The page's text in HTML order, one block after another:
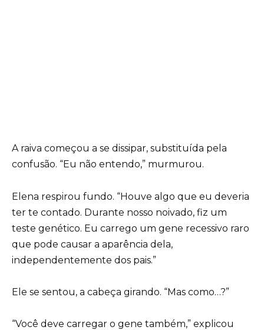
A raiva começou a se dissipar, substituída pela
confusão. “Eu não entendo,” murmurou.
Elena respirou fundo. “Houve algo que eu deveria
ter te contado. Durante nosso noivado, fiz um
teste genético. Eu carrego um gene recessivo raro
que pode causar a aparência dela,
independentemente dos pais.”
Ele se sentou, a cabeça girando. “Mas como…?”
“Você deve carregar o gene também,” explicou